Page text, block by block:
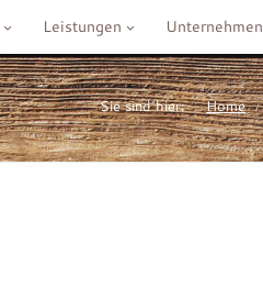
Unternehmen
Leistungen
Sie sind hier: Home /